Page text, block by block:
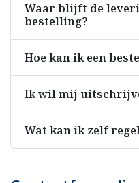
Waar blijft de
bestelling?
Hoe kan ik een
Ik wil mij
Wat kan ik zelf